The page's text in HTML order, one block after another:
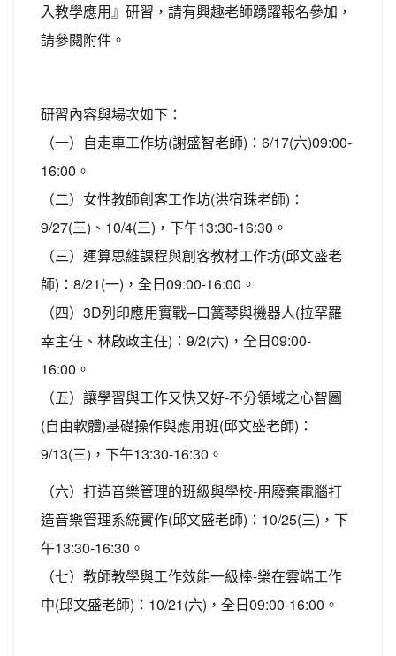
入教學應用』研習，請有興趣老師踴躍報名參加，
請參閱附件。
研習內容與場次如下：
（一）自走車工作坊(謝盛智老師)：6/17(六)09:00-
16:00。
（二）女性教師創客工作坊(洪宿珠老師)：
9/27(三)、10/4(三)，下午13:30-16:30。
（三）運算思維課程與創客教材工作坊(邱文盛老
師)：8/21(一)，全日09:00-16:00。
（四）3D列印應用實戰─口簧琴與機器人(拉罕羅
幸主任、林啟政主任)：9/2(六)，全日09:00-
16:00。
（五）讓學習與工作又快又好-不分領域之心智圖
(自由軟體)基礎操作與應用班(邱文盛老師)：
9/13(三)，下午13:30-16:30。
（六）打造音樂管理的班級與學校-用廢棄電腦打
造音樂管理系統實作(邱文盛老師)：10/25(三)，下
午13:30-16:30。
（七）教師教學與工作效能一級棒-樂在雲端工作
中(邱文盛老師)：10/21(六)，全日09:00-16:00。